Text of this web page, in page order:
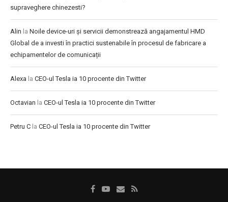
supraveghere chinezesti?
Alin la Noile device-uri și servicii demonstrează angajamentul HMD
Global de a investi în practici sustenabile în procesul de fabricare a
echipamentelor de comunicații
Alexa la CEO-ul Tesla ia 10 procente din Twitter
Octavian la CEO-ul Tesla ia 10 procente din Twitter
Petru C la CEO-ul Tesla ia 10 procente din Twitter